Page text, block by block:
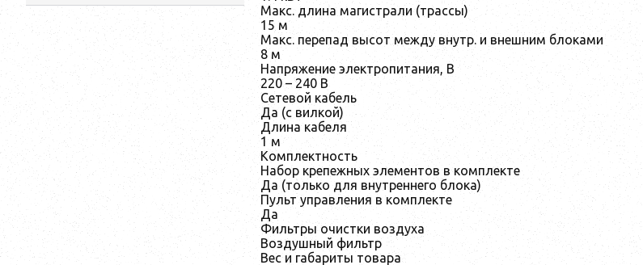
Макс. длина магистрали (трассы)
15 м
Макс. перепад высот между внутр. и внешним блоками
8 м
Напряжение электропитания, В
220 – 240 В
Сетевой кабель
Да (с вилкой)
Длина кабеля
1 м
Комплектность
Набор крепежных элементов в комплекте
Да (только для внутреннего блока)
Пульт управления в комплекте
Да
Фильтры очистки воздуха
Воздушный фильтр
Вес и габариты товара